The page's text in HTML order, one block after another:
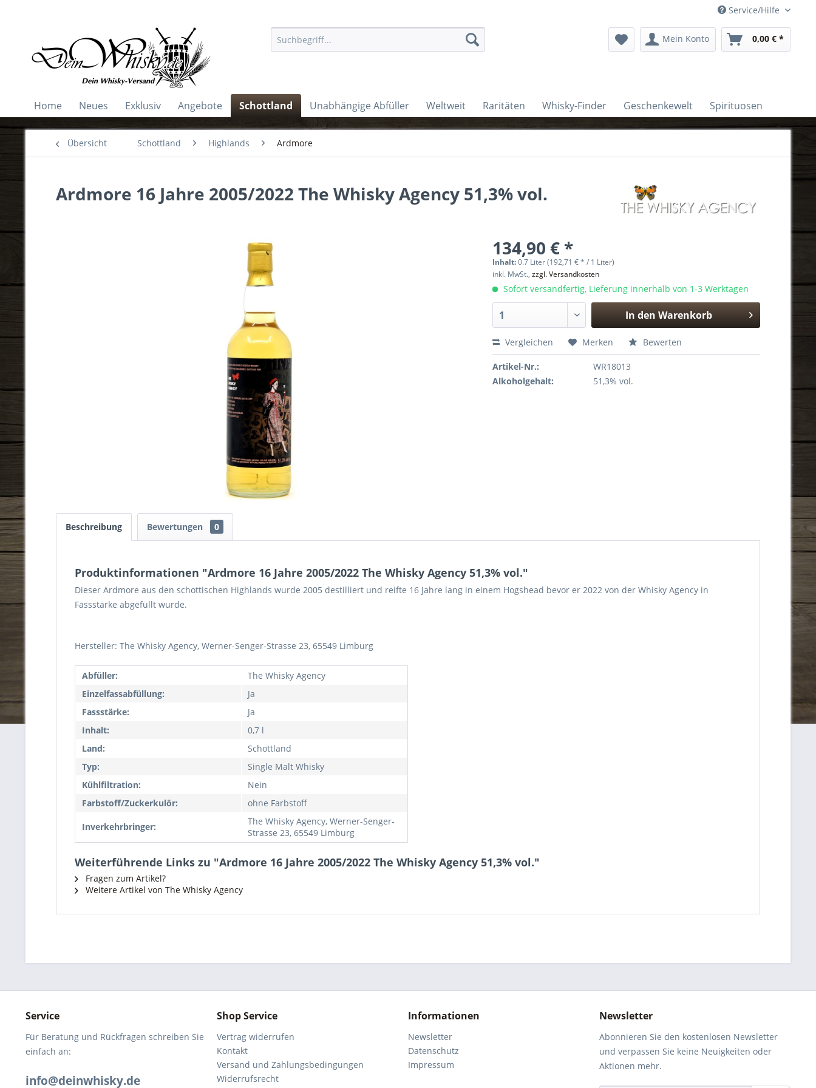
Service/Hilfe
Mein Konto 0,00 € *
Home Neues Exklusiv Angebote Schottland Unabhängige Abfüller Weltweit Raritäten Whisky-Finder Geschenkewelt Spirituosen
Übersicht Schottland Highlands Ardmore
Ardmore 16 Jahre 2005/2022 The Whisky Agency 51,3% vol.
134,90 € *
Inhalt:0.7 Liter (192,71 € * / 1 Liter)
inkl. MwSt.,zzgl. Versandkosten
Sofort versandfertig, Lieferung innerhalb von 1-3 Werktagen
In den Warenkorb
Hinzugefügt
Vergleichen Merken Bewerten
Artikel-Nr.:
WR18013
Alkoholgehalt:
51,3% vol.
Beschreibung Bewertungen 0
Produktinformationen "Ardmore 16 Jahre 2005/2022 The Whisky Agency 51,3% vol."
Dieser Ardmore aus den schottischen Highlands wurde 2005 destilliert und reifte 16 Jahre lang in einem Hogshead bevor er 2022 von der Whisky Agency in
Fassstärke abgefüllt wurde.
Hersteller: The Whisky Agency, Werner-Senger-Strasse 23, 65549 Limburg
Abfüller:
The Whisky Agency
Einzelfassabfüllung:
Ja
Fassstärke:
Ja
Inhalt:
0,7 l
Land:
Schottland
Typ:
Single Malt Whisky
Kühlfiltration:
Nein
Farbstoff/Zuckerkulör:
ohne Farbstoff
Inverkehrbringer:
The Whisky Agency, Werner-Senger-
Strasse 23, 65549 Limburg
Weiterführende Links zu "Ardmore 16 Jahre 2005/2022 The Whisky Agency 51,3% vol."
Fragen zum Artikel?
Weitere Artikel von The Whisky Agency
Service
Für Beratung und Rückfragen schreiben Sie
einfach an:
info@deinwhisky.de
Shop Service
Vertrag widerrufen
Kontakt
Versand und Zahlungsbedingungen
Widerrufsrecht
Informationen
Newsletter
Datenschutz
Impressum
Newsletter
Abonnieren Sie den kostenlosen Newsletter
und verpassen Sie keine Neuigkeiten oder
Aktionen mehr.